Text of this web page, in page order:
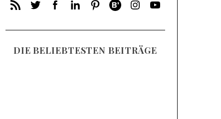
DIE BELIEBTESTEN BEITRÄGE